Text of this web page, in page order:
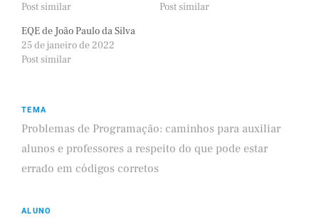
Post similar
Post similar
EQE de João Paulo da Silva
25 de janeiro de 2022
Post similar
TEMA
Problemas de Programação: caminhos para auxiliar
alunos e professores a respeito do que pode estar
errado em códigos corretos
ALUNO